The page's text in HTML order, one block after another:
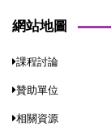
網站地圖
課程討論
贊助單位
相關資源